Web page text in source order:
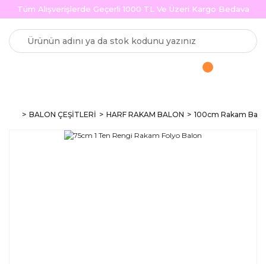
Tüm Alışverişlerde Geçerli 1000 TL Ve Üzeri Kargo Bedava
BALON ÇEŞİTLERİ HARF RAKAM BALON 100cm Rakam